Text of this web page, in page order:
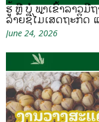
ຮູ້ ຫຼື ບໍ ພາເຂົ້າລາວ
ລາຍຊື່ໄມ້ເສດຖະກິດ
June 24, 2026